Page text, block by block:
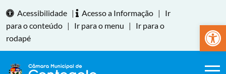
Abrir
Acessibilidade | Acesso a Informação |
Ir
para o conteúdo | Ir para o menu |
Ir para o
rodapé